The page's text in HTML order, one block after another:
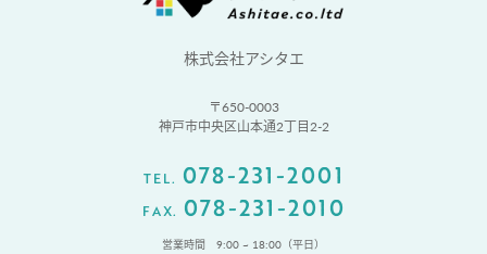
株式会社アシタエ
〒650-0003
神戸市中央区山本通2丁目2-2
TEL. 078-231-2001
FAX. 078-231-2010
営業時間 9:00 ~ 18:00（平日）